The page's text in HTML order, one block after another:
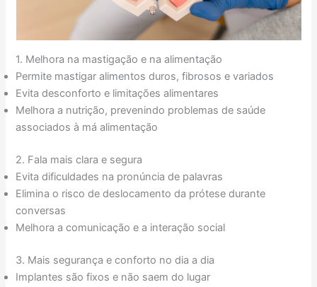
1. Melhora na mastigação e na alimentação
Permite mastigar alimentos duros, fibrosos e variados
Evita desconforto e limitações alimentares
Melhora a nutrição, prevenindo problemas de saúde
associados à má alimentação
2. Fala mais clara e segura
Evita dificuldades na pronúncia de palavras
Elimina o risco de deslocamento da prótese durante
conversas
Melhora a comunicação e a interação social
3. Mais segurança e conforto no dia a dia
Implantes são fixos e não saem do lugar